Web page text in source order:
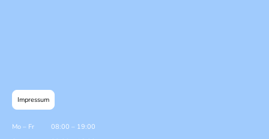
Impressum
Mo – Fr 08:00 – 19:00